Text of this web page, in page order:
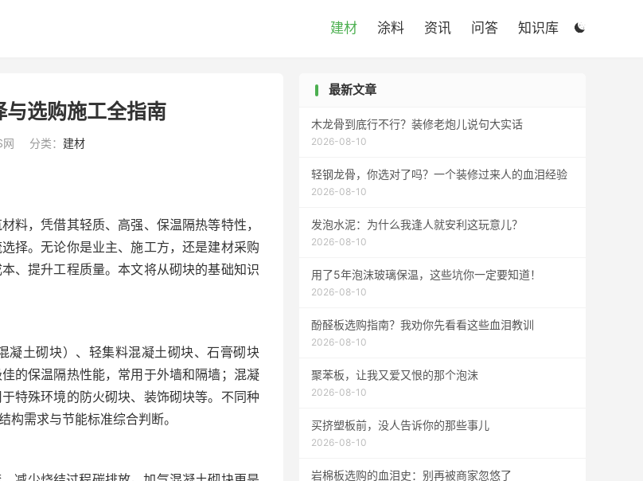

建材 涂料 资讯 问答 知识库
选购施工全指南
网 分类： 建材
料，凭借其轻质、高强、保温隔热等特性，
择。无论你是业主、施工方，还是建材采购
、提升工程质量。本文将从砌块的基础知识
凝土砌块）、轻集料混凝土砌块、石膏砌块
的保温隔热性能，常用于外墙和隔墙；混凝
特殊环境的防火砌块、装饰砌块等。不同种
需求与节能标准综合判断。
最新文章
木龙骨到底行不行？装修老炮儿说句大实话
2026-08-10
轻钢龙骨，你选对了吗？一个装修过来人的血泪经验
2026-08-10
发泡水泥：为什么我逢人就安利这玩意儿？
2026-08-10
用了5年泡沫玻璃保温，这些坑你一定要知道！
2026-08-10
酚醛板选购指南？我劝你先看看这些血泪教训
2026-08-10
聚苯板，让我又爱又恨的那个泡沫
2026-08-10
买挤塑板前，没人告诉你的那些事儿
2026-08-10
岩棉板选购的血泪史：别再被商家忽悠了